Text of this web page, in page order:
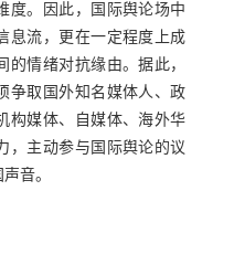
度。因此，国际舆论场中
息流，更在一定程度上成
的情绪对抗缘由。据此，
争取国外知名媒体人、政
构媒体、自媒体、海外华
，主动参与国际舆论的议
音。